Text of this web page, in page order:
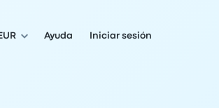
Ayuda Iniciar sesión